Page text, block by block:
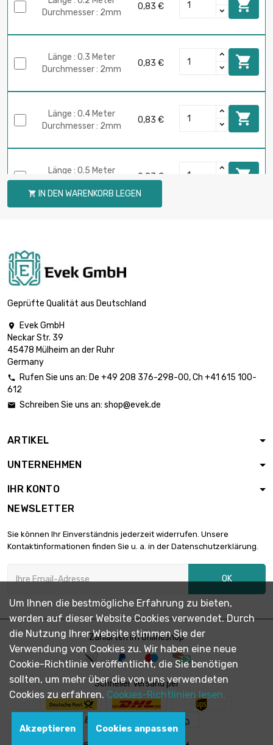
Durchmesser : 2mm
0,83 € 
Länge : 0.3 Meter
Durchmesser : 2mm
0,83 € 
Länge : 0.4 Meter
Durchmesser : 2mm
0,83 € 
Länge : 0.5 Meter
Durchmesser : 2mm
0,83 € 
Länge : 0.02 Meter
Durchmesser : 3mm
Durchmesser : 3mm
0,83 €
Durchmesser : 3mm
Länge : 0.2 Meter
Durchmesser : 3mm
Länge : 0.4 Meter
Durchmesser : 3mm
2,77 €
Länge : 0.5 Meter
Durchmesser : 3mm
3,31 €
 IN DEN WARENKORB LEGEN
Geprüfte Qualität aus Deutschland

Evek GmbH
Neckar Str. 39
45478 Mülheim an der Ruhr
Germany
 Rufen Sie uns an: De +49 208 376-298-00, Ch +41 615 100-
612
 Schreiben Sie uns an: shop@evek.de
ARTIKEL
UNTERNEHMEN
IHR KONTO
NEWSLETTER
Sie können Ihr Einverständnis jederzeit widerrufen. Unsere
Kontaktinformationen finden Sie u. a. in der Datenschutzerklärung.
OK
Zahlarten im Onlineshop
Schneller Versand per
Um Ihnen die bestmögliche Erfahrung zu bieten,
werden auf dieser Website Cookies verwendet. Durch
die Nutzung Ihrer Website stimmen Sie der
Verwendung von Cookies zu. Wir haben eine neue
Cookie-Richtlinie veröffentlicht, die Sie benötigen
sollten, um mehr über die von uns verwendeten
Cookies zu erfahren. Cookies-Richtlinien lesen.
Akzeptieren Cookies anpassen